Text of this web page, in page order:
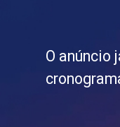
O anúncio